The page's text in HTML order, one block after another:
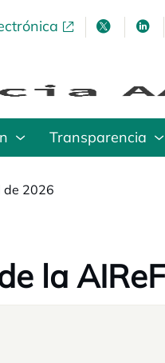
se abre en unase abre
se
Transparencia
de 2026
la AIReF